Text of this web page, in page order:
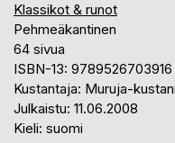
Klassikot & runot
Pehmeäkantinen
64 sivua
ISBN-13: 9789526703916
Kustantaja: Muruja-
Julkaistu: 11.06.2008
Kieli: suomi